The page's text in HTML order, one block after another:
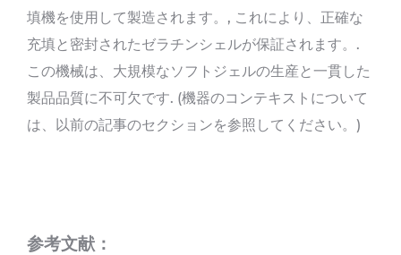
填機を使用して製造されます。, これにより、正確な
充填と密封されたゼラチンシェルが保証されます。.
この機械は、大規模なソフトジェルの生産と一貫した
製品品質に不可欠です. (機器のコンテキストについて
は、以前の記事のセクションを参照してください。)
参考文献：